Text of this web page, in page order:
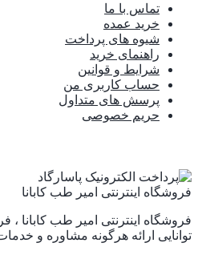
تماس با ما
خرید عمده
شیوه های پرداخت
راهنمای خرید
شرایط و قوانین
حساب کاربری من
پرسش های متداول
حریم خصوصی
فروشگاه اینترنتی امیر طب کابانا
فروشگاه اینترنتی امیر طب کابانا
توانایی ارائه هرگونه مشاوره و